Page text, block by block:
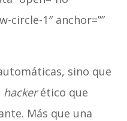
circle-1″ anchor=””
sino que
hackerético que
Más que una